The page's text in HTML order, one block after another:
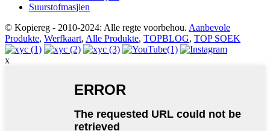
Suurstofmasjien
© Kopiereg - 2010-2024: Alle regte voorbehou. Aanbevole
Produkte, Werfkaart, Alle Produkte, TOPBLOG, TOP SOEK
x